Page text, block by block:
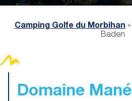
Camping Golfe du Morbihan »
Baden
Domaine Mané